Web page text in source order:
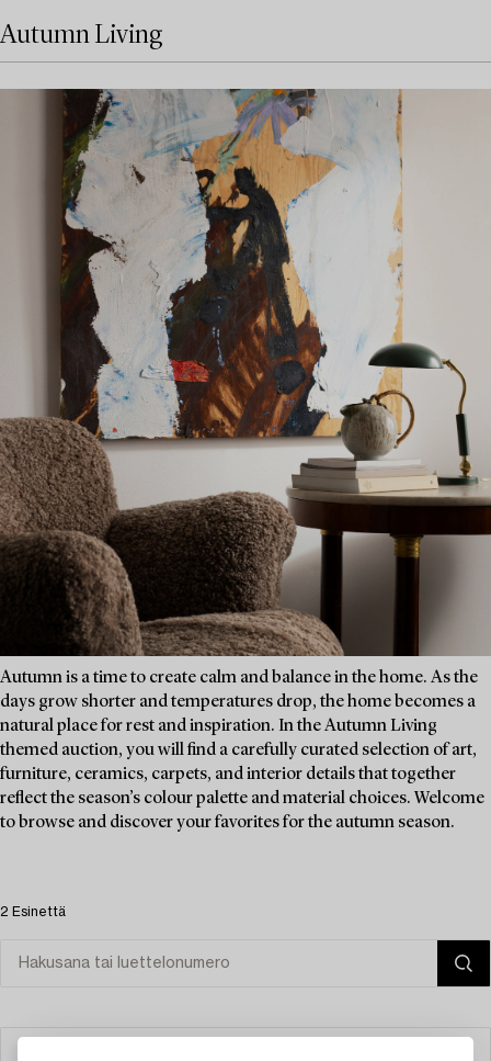
Autumn Living
Autumn is a time to create calm and balance in the home. As the
days grow shorter and temperatures drop, the home becomes a
natural place for rest and inspiration. In the Autumn Living
themed auction, you will find a carefully curated selection of art,
furniture, ceramics, carpets, and interior details that together
reflect the season’s colour palette and material choices. Welcome
to browse and discover your favorites for the autumn season.
2 Esinettä